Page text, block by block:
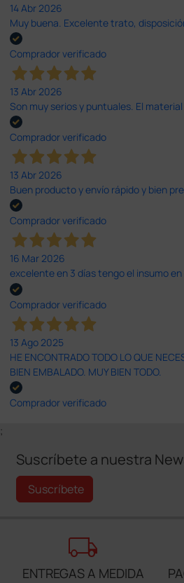
14 Abr 2026
Muy buena. Excelente trato,
Comprador verificado
13 Abr 2026
Son muy serios y puntuales. El material
Comprador verificado
13 Abr 2026
Buen producto y envío rápido y bien
Comprador verificado
16 Mar 2026
excelente en 3 días tengo el insumo
Comprador verificado
13 Ago 2025
HE ENCONTRADO TODO LO QUE
BIEN EMBALADO. MUY BIEN TODO.
Comprador verificado
;
Suscríbete a nuestra
Suscríbete
local_shipping
ENTREGAS A MEDIDA